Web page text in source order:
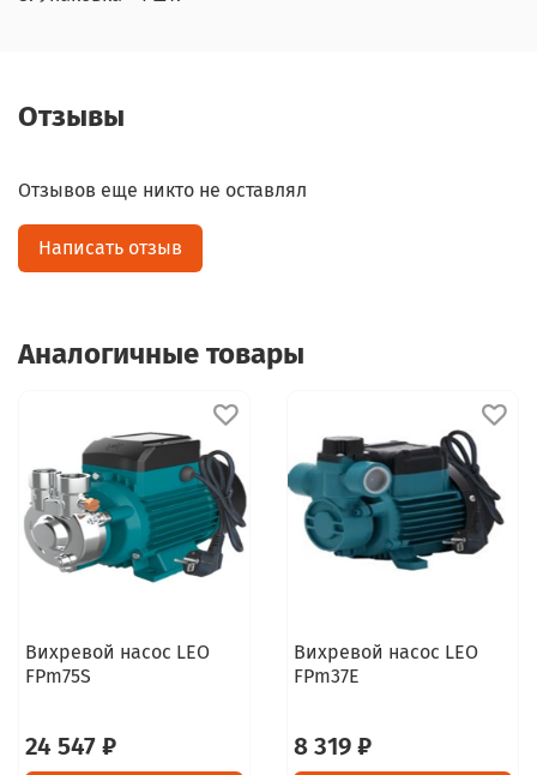
Отзывы
Отзывов еще никто не оставлял
Написать отзыв
Аналогичные товары
Вихревой насос LEO
FPm75S
24 547 ₽
Вихревой насос LEO
FPm37E
8 319 ₽